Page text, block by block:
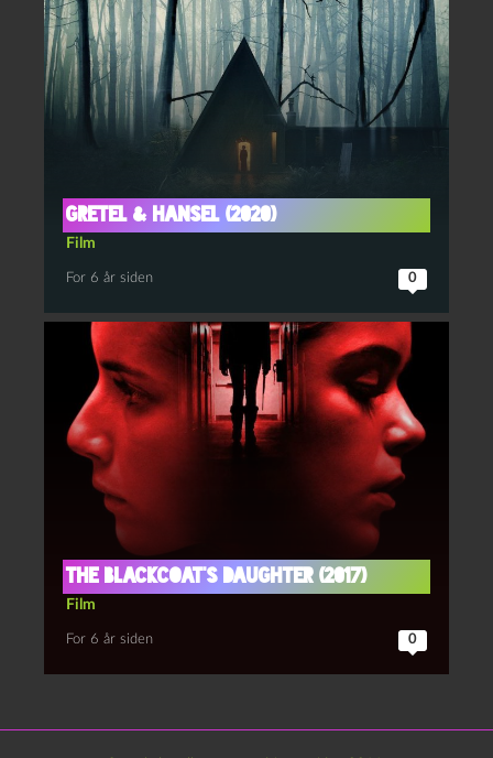
Gretel & Hansel (2020)
Film
For 6 år siden 0
The Blackcoat’s Daughter (2017)
Film
For 6 år siden 0